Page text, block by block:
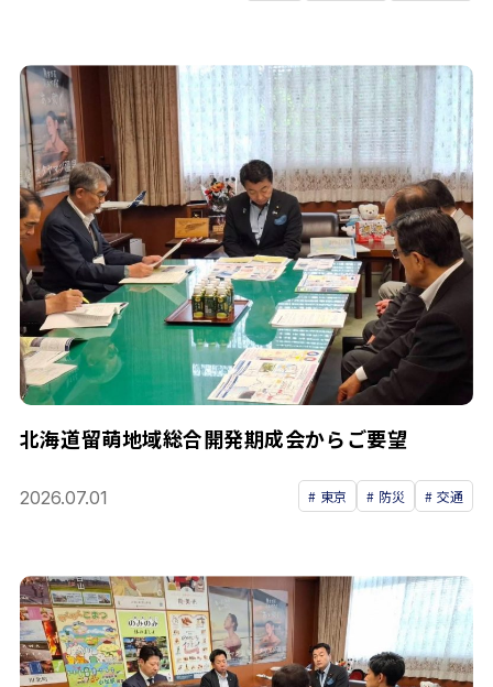
北海道留萌地域総合開発期成会からご要望
2026.07.01 東京 防災 交通